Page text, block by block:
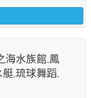
海水族館.鳳
.琉球舞蹈.